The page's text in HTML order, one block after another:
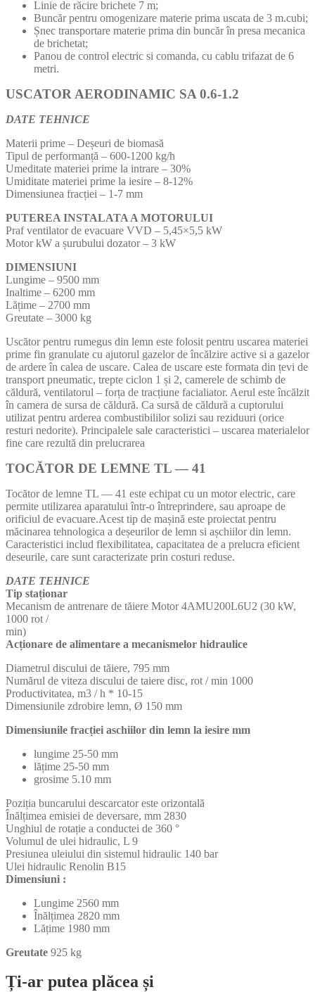
Linie de răcire brichete 7 m;
Buncăr pentru omogenizare materie prima uscata de 3 m.cubi;
Șnec transportare materie prima din buncăr în presa mecanica
de brichetat;
Panou de control electric si comanda, cu cablu trifazat de 6
metri.
USCATOR AERODINAMIC SA 0.6-1.2
DATE TEHNICE
Materii prime – Deșeuri de biomasă
Tipul de performanță – 600-1200 kg/h
Umeditate materiei prime la intrare – 30%
Umiditate materiei prime la iesire – 8-12%
Dimensiunea fracției – 1-7 mm
PUTEREA INSTALATA A MOTORULUI
Praf ventilator de evacuare VVD – 5,45×5,5 kW
Motor kW a șurubului dozator – 3 kW
DIMENSIUNI
Lungime – 9500 mm
Inaltime – 6200 mm
Lățime – 2700 mm
Greutate – 3000 kg
Uscător pentru rumegus din lemn este folosit pentru uscarea materiei
prime fin granulate cu ajutorul gazelor de încălzire active si a gazelor
de ardere în calea de uscare. Calea de uscare este formata din țevi de
transport pneumatic, trepte ciclon 1 și 2, camerele de schimb de
căldură, ventilatorul – forța de tracțiune facialiator. Aerul este încălzit
în camera de sursa de căldură. Ca sursă de căldură a cuptorului
utilizat pentru arderea combustibililor solizi sau reziduuri (orice
resturi nedorite). Principalele sale caracteristici – uscarea materialelor
fine care rezultă din prelucrarea
TOCĂTOR DE LEMNE TL — 41
Tocător de lemne TL — 41 este echipat cu un motor electric, care
permite utilizarea aparatului într-o întreprindere, sau aproape de
orificiul de evacuare.Acest tip de mașină este proiectat pentru
măcinarea tehnologica a deșeurilor de lemn si așchiilor din lemn.
Caracteristici includ flexibilitatea, capacitatea de a prelucra eficient
deseurile, care sunt caracterizate prin costuri reduse.
DATE TEHNICE
Tip staționar
Mecanism de antrenare de tăiere Motor 4AMU200L6U2 (30 kW,
1000 rot /
min)
Acționare de alimentare a mecanismelor hidraulice
Diametrul discului de tăiere, 795 mm
Numărul de viteza discului de taiere disc, rot / min 1000
Productivitatea, m3 / h * 10-15
Dimensiunile zdrobire lemn, Ø 150 mm
Dimensiunile fracției aschiilor din lemn la iesire mm
lungime 25-50 mm
lățime 25-50 mm
grosime 5.10 mm
Poziția buncarului descarcator este orizontală
Înălțimea emisiei de deversare, mm 2830
Unghiul de rotație a conductei de 360 °
Volumul de ulei hidraulic, L 9
Presiunea uleiului din sistemul hidraulic 140 bar
Ulei hidraulic Renolin B15
Dimensiuni :
Lungime 2560 mm
Înălțimea 2820 mm
Lățime 1980 mm
Greutate 925 kg
Ți-ar putea plăcea și